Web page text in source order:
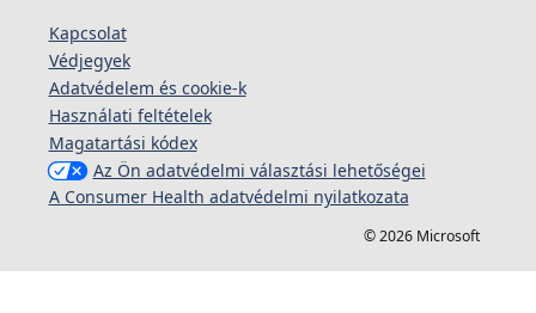
Kapcsolat
Védjegyek
Adatvédelem és cookie-k
Használati feltételek
Magatartási kódex
Az Ön adatvédelmi választási lehetőségei
A Consumer Health adatvédelmi nyilatkozata
© 2026 Microsoft